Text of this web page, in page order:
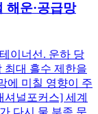
운·공급망
이너선. 운하 당
최대 흘수 제한을
에 미칠 영향이 주
널포커스] 세계
다시 물 부족 문